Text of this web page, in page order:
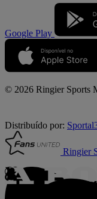
Google Play
© 2026 Ringier Sports
Distribuído por:
Ringier